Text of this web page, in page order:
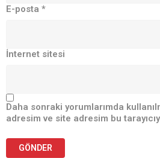
E-posta *
İnternet sitesi
Daha sonraki yorumlarımda
adresim ve site adresim bu